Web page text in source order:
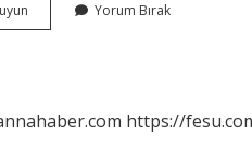
Nereli
Yorum Bırak
https://